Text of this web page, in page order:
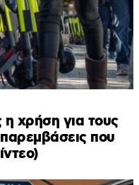
η χρήση για τους
που